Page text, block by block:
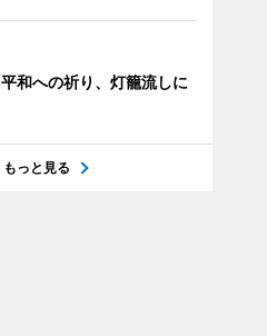
平和への祈り、灯籠流しに
もっと見る